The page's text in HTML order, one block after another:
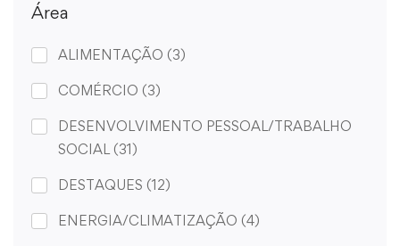
Área
ALIMENTAÇÃO (3)
COMÉRCIO (3)
DESENVOLVIMENTO PESSOAL/TRABALHO
SOCIAL (31)
DESTAQUES (12)
ENERGIA/CLIMATIZAÇÃO (4)